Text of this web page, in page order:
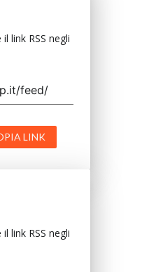
link RSS negli
LINK
link RSS negli